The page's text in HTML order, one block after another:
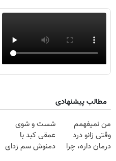
مطالب پیشنهادی
من نمیفهمم
وقتی زانو درد
درمان داره، چرا
شست و شوی
عمقی کبد با
دمنوش سم زدای